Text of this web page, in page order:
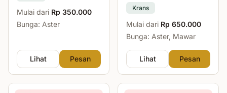
Mulai dari Rp 350.000
Bunga: Aster
Lihat Pesan
Krans
Mulai dari Rp 650.000
Bunga: Aster, Mawar
Lihat Pesan